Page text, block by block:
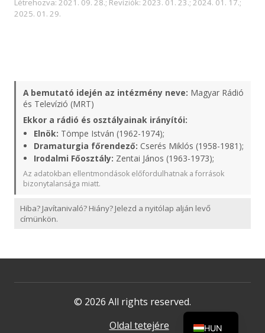
Létrehozva: 2021. 09. 28.; Revíziók: 2023. 01. 23.; 2024. 01. 17.;
2025. 01. 29.
A bemutató idején az intézmény neve: Magyar Rádió
és Televízió (MRT)
Ekkor a rádió és osztályainak irányítói:
Elnök: Tömpe István (1962-1974);
Dramaturgia főrendező: Cserés Miklós (1958-1981);
Irodalmi Főosztály: Zentai János (1963-1973);
Az adatokban ellentmondások előfordulhatnak a források
bizonytalansága miatt.
Hiba? Javítanivaló? Hiány? Jelezd a nyitólap alján levő
címünkön.
© 2026 All rights reserved.
Oldal tetejére
HUN